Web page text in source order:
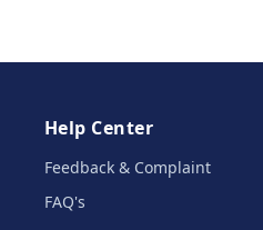
Help Center
Feedback & Complaint
FAQ's